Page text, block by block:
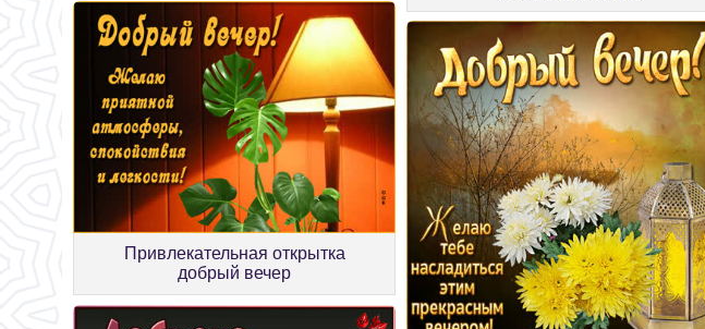
Привлекательная открытка
добрый вечер